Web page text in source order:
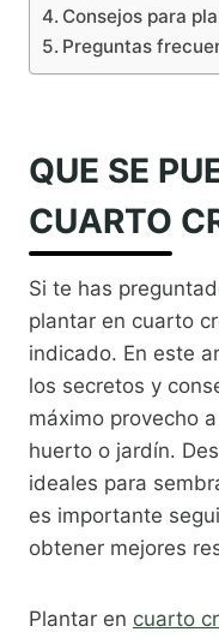
Consejos para
Preguntas
QUE SE
CUARTO
Si te has
plantar en cuarto
indicado. En este
los secretos y
máximo provecho
huerto o jardín.
ideales para
es importante
obtener mejores
Plantar en cuarto